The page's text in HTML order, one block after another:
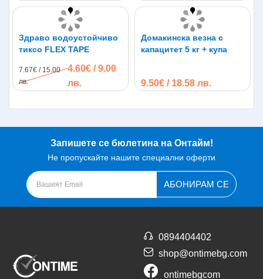
Здраво водоустойчиво
тиксо FLEX TAPE
7.67€ / 15.00
лв.
4.60€ / 9.00
лв.
Домакинска везна с
капацитет 5 кг + купа
9.50€ / 18.58 лв.
Запишете се бюлетина на Онтайм!
Не пропускайте нашите специални оферти
АБОНИРАМ СЕ
0894404402
shop@ontimebg.com
ontimebgcom